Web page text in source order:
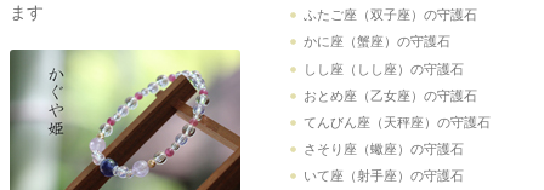
ます
ふたご座（双子座）の守護石
かに座（蟹座）の守護石
しし座（しし座）の守護石
おとめ座（乙女座）の守護石
てんびん座（天秤座）の守護石
さそり座（蠍座）の守護石
いて座（射手座）の守護石